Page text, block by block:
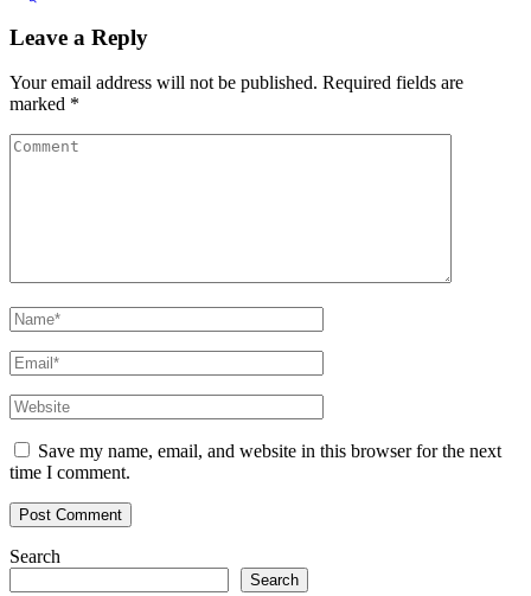
Leave a Reply
Your email address will not be published. Required fields are
marked *
Save my name, email, and website in this browser for the next
time I comment.
Search
Search